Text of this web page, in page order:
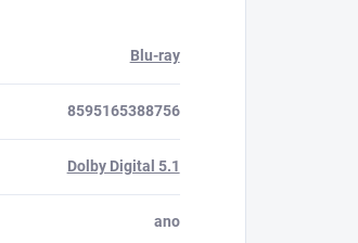
Blu-ray
8595165388756
Dolby Digital 5.1
ano